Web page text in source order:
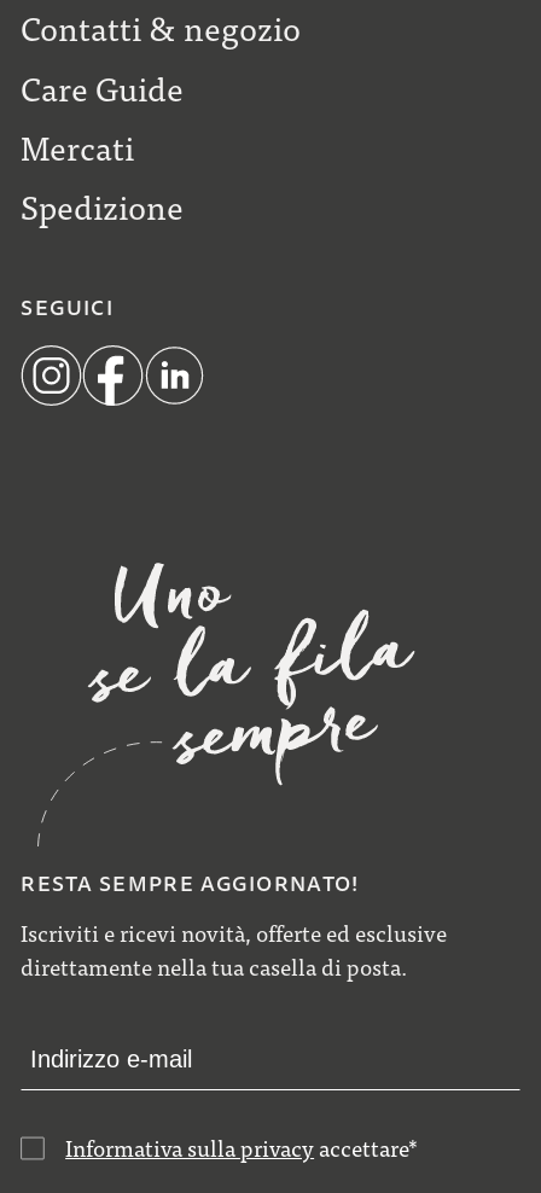
RESTA SEMPRE AGGIORNATO!
Iscriviti e ricevi novità, offerte ed esclusive
direttamente nella tua casella di posta.
Informativa sulla privacy accettare*
Contatti & negozio
Care Guide
Mercati
Spedizione
SEGUICI